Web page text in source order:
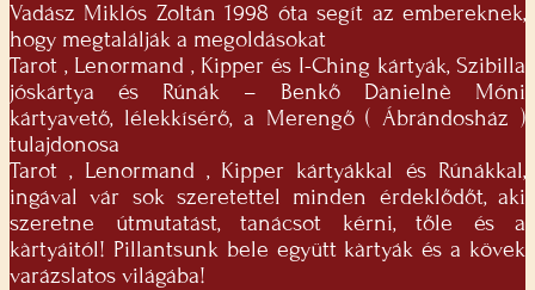
Vadász Miklós Zoltán 1998 óta segít az embereknek,
hogy megtalálják a megoldásokat
Tarot , Lenormand , Kipper és I-Ching kártyák, Szibilla
jóskártya és Rúnák – Benkő Dànielnè Móni
kártyavető, lélekkísérő, a Merengő ( Ábrándosház )
tulajdonosa
Tarot , Lenormand , Kipper kártyákkal és Rúnákkal,
ingával vár sok szeretettel minden érdeklődőt, aki
szeretne útmutatást, tanácsot kérni, tőle és a
kàrtyáitól! Pillantsunk bele együtt kàrtyák és a kövek
varázslatos világába!